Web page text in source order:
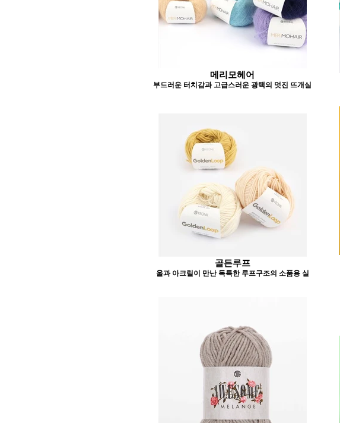
메리모헤어
부드러운 터치감과 고급스러운 광택의 멋진 뜨개실
골든루프
울과 아크릴이 만난 독특한 루프구조의 소품용 실